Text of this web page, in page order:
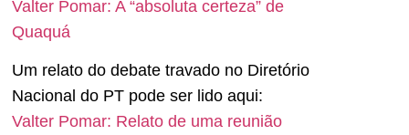
Valter Pomar: A “absoluta certeza” de
Quaquá
Um relato do debate travado no Diretório
Nacional do PT pode ser lido aqui:
Valter Pomar: Relato de uma reunião